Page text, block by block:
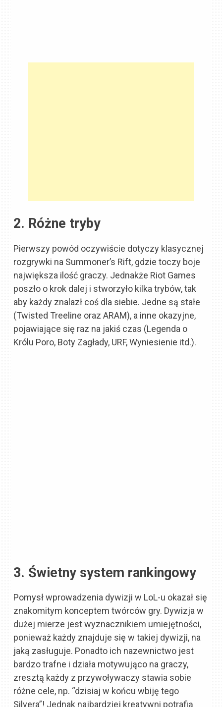
2. Różne tryby
Pierwszy powód oczywiście dotyczy klasycznej
rozgrywki na Summoner’s Rift, gdzie toczy boje
największa ilość graczy. Jednakże Riot Games
poszło o krok dalej i stworzyło kilka trybów, tak
aby każdy znalazł coś dla siebie. Jedne są stałe
(Twisted Treeline oraz ARAM), a inne okazyjne,
pojawiające się raz na jakiś czas (Legenda o
Królu Poro, Boty Zagłady, URF, Wyniesienie itd.).
3. Świetny system rankingowy
Pomysł wprowadzenia dywizji w LoL-u okazał się
znakomitym konceptem twórców gry. Dywizja w
dużej mierze jest wyznacznikiem umiejętności,
ponieważ każdy znajduje się w takiej dywizji, na
jaką zasługuje. Ponadto ich nazewnictwo jest
bardzo trafne i działa motywująco na graczy,
zresztą każdy z przywoływaczy stawia sobie
różne cele, np. “dzisiaj w końcu wbiję tego
Silvera”! Jednak najbardziej kreatywni potrafią